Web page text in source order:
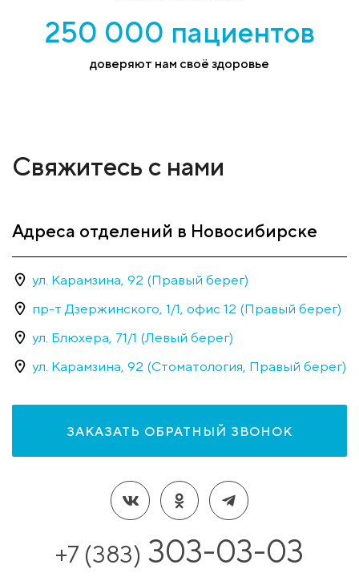
250 000 пациентов
доверяют нам своё здоровье
Свяжитесь с нами
Адреса отделений в Новосибирске
ул. Карамзина, 92 (Правый берег)
пр-т Дзержинского, 1/1, офис 12 (Правый берег)
ул. Блюхера, 71/1 (Левый берег)
ул. Карамзина, 92 (Стоматология, Правый берег)
ЗАКАЗАТЬ ОБРАТНЫЙ ЗВОНОК
+7 (383) 303-03-03